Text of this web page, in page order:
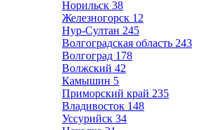
Норильск 38
Железногорск 12
Нур-Султан 245
Волгоградская область 243
Волгоград 178
Волжский 42
Камышин 5
Приморский край 235
Владивосток 148
Уссурийск 34